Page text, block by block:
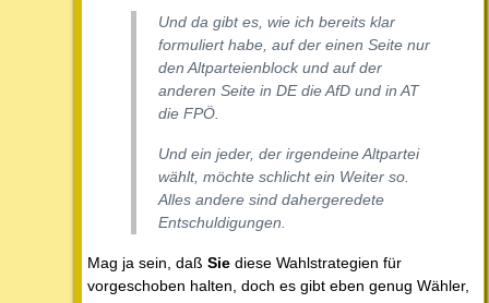
Und da gibt es, wie ich bereits klar
formuliert habe, auf der einen Seite nur
den Altparteienblock und auf der
anderen Seite in DE die AfD und in AT
die FPÖ.
Und ein jeder, der irgendeine Altpartei
wählt, möchte schlicht ein Weiter so.
Alles andere sind dahergeredete
Entschuldigungen.
Mag ja sein, daß Sie diese Wahlstrategien für
vorgeschoben halten, doch es gibt eben genug Wähler,